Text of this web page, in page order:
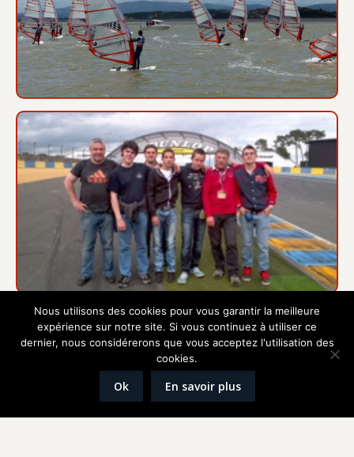
24 heures du Mans (2013)
Barracuda Tour – Narbonne
Nous utilisons des cookies pour vous garantir la meilleure
expérience sur notre site. Si vous continuez à utiliser ce
dernier, nous considérerons que vous acceptez l'utilisation des
cookies.
Ok En savoir plus